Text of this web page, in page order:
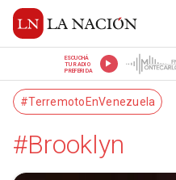
ESCUCHÁ
TU RADIO
PREFERIDA
#TerremotoEnVenezuela
#Brooklyn